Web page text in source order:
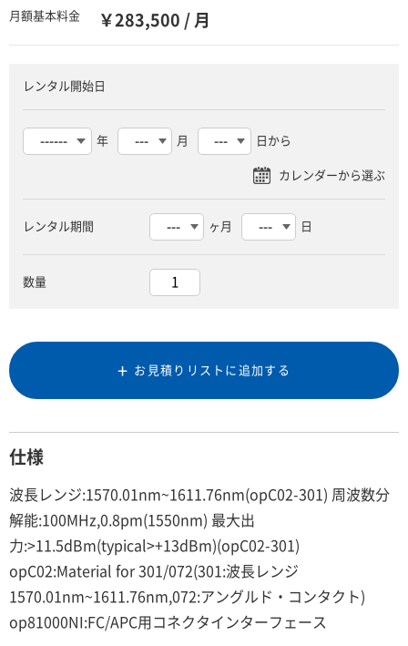
月額基本料金 ￥283,500 / 月
レンタル開始日
年 月 日から
レンタル期間 ヶ月 日
数量
お見積りリストに追加する
仕様
波長レンジ:1570.01nm~1611.76nm(opC02-301) 周波数分
解能:100MHz,0.8pm(1550nm) 最大出
力:>11.5dBm(typical>+13dBm)(opC02-301)
opC02:Material for 301/072(301:波長レンジ
1570.01nm~1611.76nm,072:アングルド・コンタクト)
op81000NI:FC/APC用コネクタインターフェース